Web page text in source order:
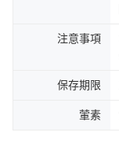
注意事項
保存期限
葷素